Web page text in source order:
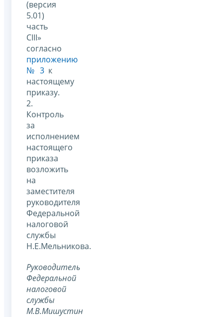
(версия
5.01)
часть
CIII»
согласно
приложению
№ 3 к
настоящему
приказу.
2.
Контроль
за
исполнением
настоящего
приказа
возложить
на
заместителя
руководителя
Федеральной
налоговой
службы
Н.Е.Мельникова.
Руководитель
Федеральной
налоговой
службы
М.В.Мишустин